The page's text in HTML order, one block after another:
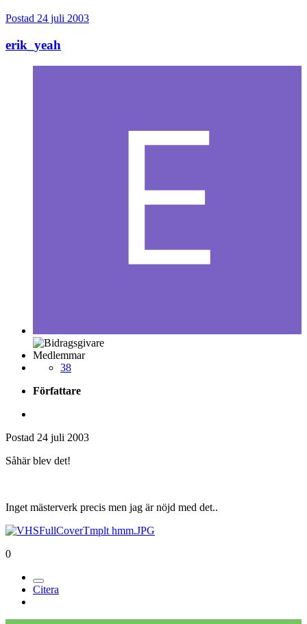
Postad 24 juli 2003
erik_yeah
Medlemmar
38
Författare
Postad 24 juli 2003
Såhär blev det!
Inget mästerverk precis men jag är nöjd med det..
0
Citera